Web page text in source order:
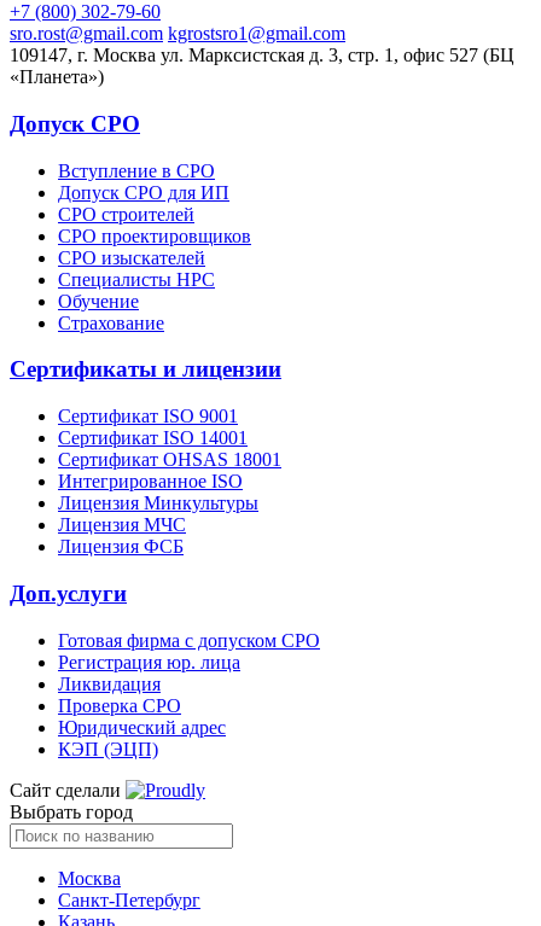
+7 (800) 302-79-60
sro.rost@gmail.com kgrostsro1@gmail.com
109147, г. Москва ул. Марксистская д. 3, стр. 1, офис 527 (БЦ
«Планета»)
Допуск СРО
Вступление в СРО
Допуск СРО для ИП
СРО строителей
СРО проектировщиков
СРО изыскателей
Специалисты НРС
Обучение
Страхование
Сертификаты и лицензии
Сертификат ISO 9001
Сертификат ISO 14001
Сертификат OHSAS 18001
Интегрированное ISO
Лицензия Минкультуры
Лицензия МЧС
Лицензия ФСБ
Доп.услуги
Готовая фирма с допуском СРО
Регистрация юр. лица
Ликвидация
Проверка СРО
Юридический адрес
КЭП (ЭЦП)
Сайт сделали
Выбрать город
Москва
Санкт-Петербург
Казань